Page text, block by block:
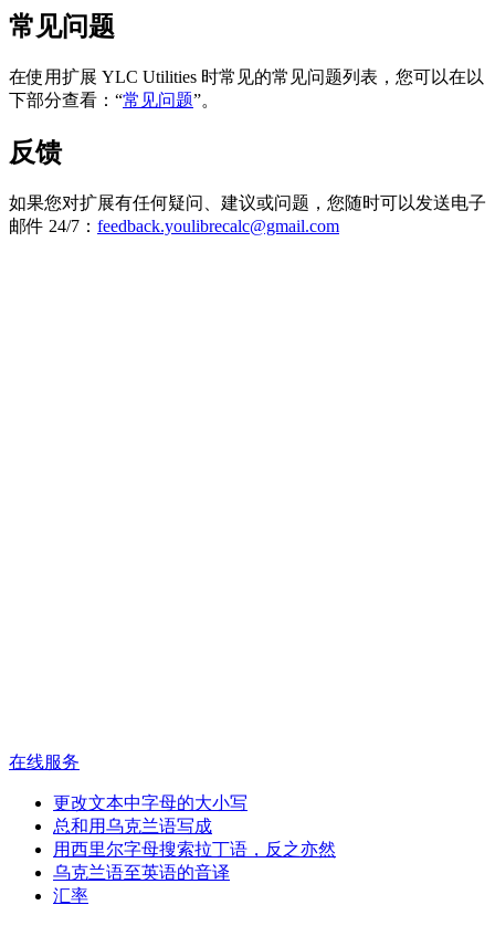
常见问题
在使用扩展 YLC Utilities 时常见的常见问题列表，您可以在以
下部分查看：“常见问题”。
反馈
如果您对扩展有任何疑问、建议或问题，您随时可以发送电子
邮件 24/7： feedback.youlibrecalc@gmail.com
在线服务
更改文本中字母的大小写
总和用乌克兰语写成
用西里尔字母搜索拉丁语，反之亦然
乌克兰语至英语的音译
汇率